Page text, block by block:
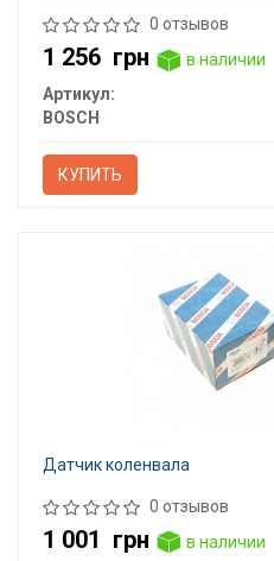
0 отзывов
1 256 грн
в наличии
Артикул:
BOSCH
КУПИТЬ
Датчик коленвала
0 отзывов
1 001 грн
в наличии